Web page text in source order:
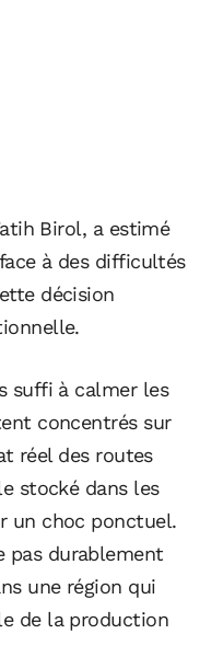
Birol, a estimé
à des difficultés
décision
suffi à calmer les
concentrés sur
réel des routes
stocké dans les
un choc ponctuel.
pas durablement
une région qui
de la production